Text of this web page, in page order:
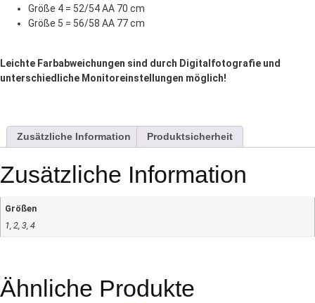
Größe 4 = 52/54 AA 70 cm
Größe 5 = 56/58 AA 77 cm
Leichte Farbabweichungen sind durch Digitalfotografie und
unterschiedliche Monitoreinstellungen möglich!
Zusätzliche Information Produktsicherheit
Zusätzliche Information
Größen
1, 2, 3, 4
Ähnliche Produkte